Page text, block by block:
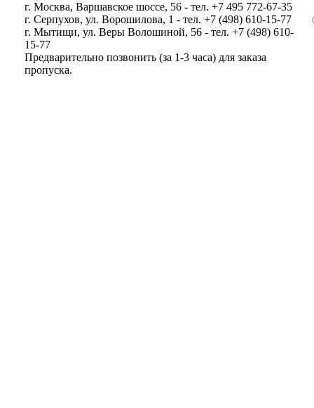
г. Москва, Варшавское шоссе, 56 - тел. +7 495 772-67-35
г. Серпухов, ул. Ворошилова, 1 - тел. +7 (498) 610-15-77
г. Мытищи, ул. Веры Волошиной, 56 - тел. +7 (498) 610-
15-77
Предварительно позвонить (за 1-3 часа) для заказа
пропуска.